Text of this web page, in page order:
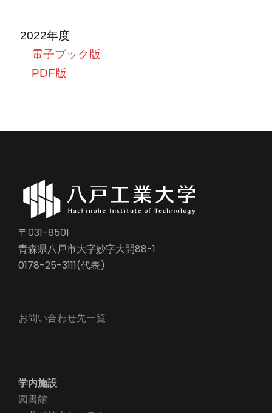
2022年度
電子ブック版
PDF版
〒031-8501
青森県八戸市大字妙字大開88-1
0178-25-3111(代表)
お問い合わせ先一覧
学内施設
図書館